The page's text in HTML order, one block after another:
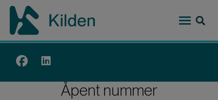
Hopp
hovedinnhold
Top
Åpent nummer